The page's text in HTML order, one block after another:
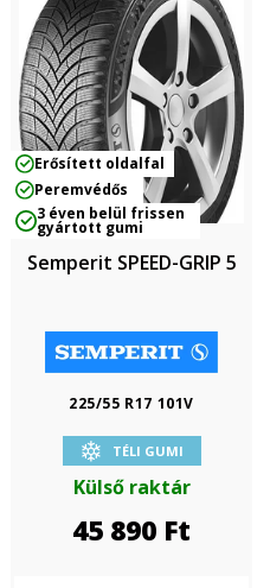
Erősített oldalfal
Peremvédős
3 éven belül frissen
gyártott gumi
Semperit SPEED-GRIP 5
225/55 R17 101V
TÉLI GUMI
Külső raktár
45 890 Ft